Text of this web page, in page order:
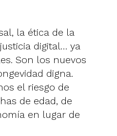
la ética de la
digital… ya
Son los nuevos
digna.
el riesgo de
de edad, de
en lugar de